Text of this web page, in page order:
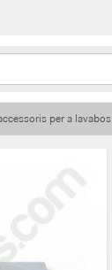
per a lavabos